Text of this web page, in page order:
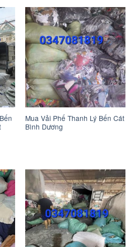
Mua Vải Phế Thanh Lý Bến Cát
Bình Dương